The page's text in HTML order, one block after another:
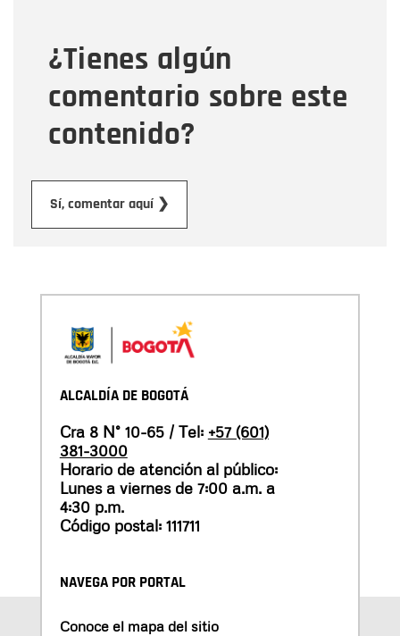
¿Tienes algún
comentario sobre este
contenido?
Sí, comentar aquí ❯
Mensaje
ALCALDÍA DE BOGOTÁ
Cra 8 N° 10-65 / Tel: +57 (601)
381-3000
Horario de atención al público:
Lunes a viernes de 7:00 a.m. a
4:30 p.m.
Código postal: 111711
NAVEGA POR PORTAL
Conoce el mapa del sitio